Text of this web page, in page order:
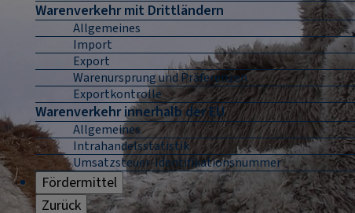
Warenverkehr mit Drittländern
Allgemeines
Import
Export
Warenursprung und Präferenzen
Exportkontrolle
Warenverkehr innerhalb der EU
Allgemeines
Intrahandelsstatistik
Umsatzsteuer-Identifikationsnummer
Fördermittel
Zurück